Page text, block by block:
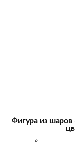
Фигура из шаров